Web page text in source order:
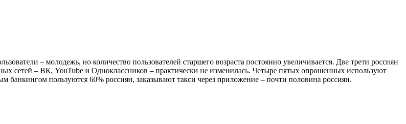
– молодежь, но количество пользователей старшего возраста постоянно увеличивается. Две трети россиян
сетей – ВК, YouTube и Одноклассников – практически не изменилась. Четыре пятых опрошенных используют
пользуются 60% россиян, заказывают такси через приложение – почти половина россиян.